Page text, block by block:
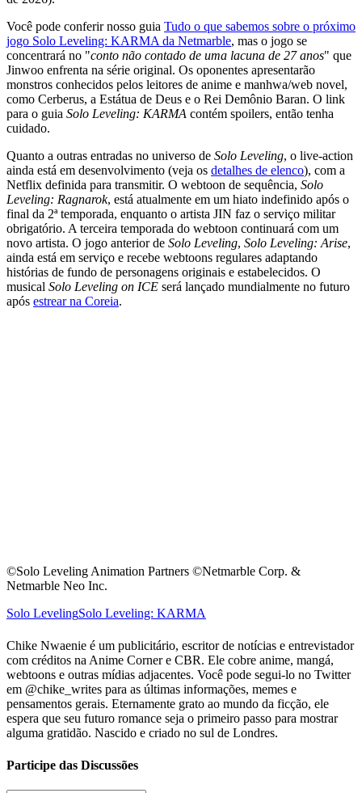
Você pode conferir nosso guia Tudo o que sabemos sobre o próximo
jogo Solo Leveling: KARMA da Netmarble, mas o jogo se
concentrará no "conto não contado de uma lacuna de 27 anos" que
Jinwoo enfrenta na série original. Os oponentes apresentarão
monstros conhecidos pelos leitores de anime e manhwa/web novel,
como Cerberus, a Estátua de Deus e o Rei Demônio Baran. O link
para o guia Solo Leveling: KARMA contém spoilers, então tenha
cuidado.
Quanto a outras entradas no universo de Solo Leveling, o live-action
ainda está em desenvolvimento (veja os detalhes de elenco), com a
Netflix definida para transmitir. O webtoon de sequência, Solo
Leveling: Ragnarok, está atualmente em um hiato indefinido após o
final da 2ª temporada, enquanto o artista JIN faz o serviço militar
obrigatório. A terceira temporada do webtoon continuará com um
novo artista. O jogo anterior de Solo Leveling, Solo Leveling: Arise,
ainda está em serviço e recebe webtoons regulares adaptando
histórias de fundo de personagens originais e estabelecidos. O
musical Solo Leveling on ICE será lançado mundialmente no futuro
após estrear na Coreia.
©Solo Leveling Animation Partners ©Netmarble Corp. &
Netmarble Neo Inc.
Solo LevelingSolo Leveling: KARMA
Chike Nwaenie é um publicitário, escritor de notícias e entrevistador
com créditos na Anime Corner e CBR. Ele cobre anime, mangá,
webtoons e outras mídias adjacentes. Você pode segui-lo no Twitter
em @chike_writes para as últimas informações, memes e
pensamentos gerais. Eternamente grato ao mundo da ficção, ele
espera que seu futuro romance seja o primeiro passo para mostrar
alguma gratidão. Nascido e criado no sul de Londres.
Participe das Discussões